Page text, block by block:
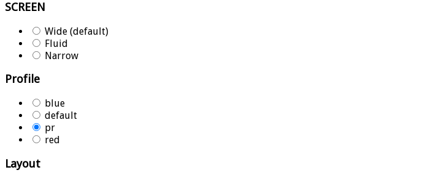
SCREEN
Wide (default)
Fluid
Narrow
Profile
blue
default
pr
red
Layout